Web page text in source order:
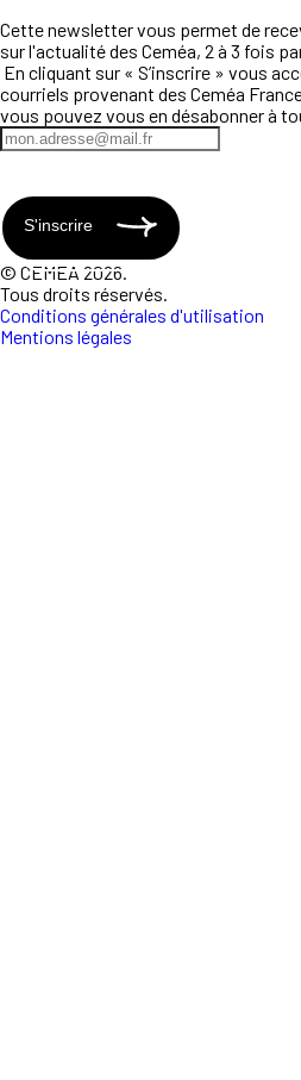
Cette newsletter vous permet de
sur l'actualité des Ceméa, 2 à 3 fois
En cliquant sur « S’inscrire » vous
courriels provenant des Ceméa
vous pouvez vous en désabonner à
S'inscrire
© CEMEA 2026.
Tous droits réservés.
Conditions générales d'utilisation
Mentions légales